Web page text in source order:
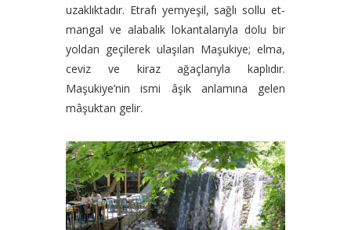
uzaklıktadır. Etrafı yemyeşil, sağlı sollu et-
mangal ve alabalık lokantalarıyla dolu bir
yoldan geçilerek ulaşılan Maşukiye; elma,
ceviz ve kiraz ağaçlarıyla kaplıdır.
Maşukiye’nin ismi âşık anlamına gelen
mâşuktan gelir.